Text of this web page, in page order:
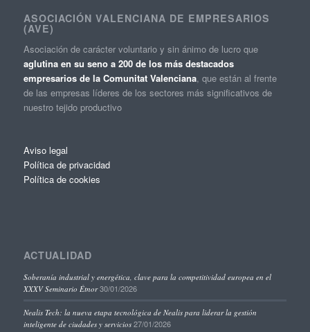
ASOCIACIÓN VALENCIANA DE EMPRESARIOS
(AVE)
Asociación de carácter voluntario y sin ánimo de lucro que
aglutina en su seno a 200 de los más destacados
empresarios de la Comunitat Valenciana, que están al frente
de las empresas líderes de los sectores más significativos de
nuestro tejido productivo
Aviso legal
Política de privacidad
Política de cookies
ACTUALIDAD
Soberanía industrial y energética, clave para la competitividad europea en el
XXXV Seminario Étnor 30/01/2026
Nealis Tech: la nueva etapa tecnológica de Nealis para liderar la gestión
inteligente de ciudades y servicios 27/01/2026